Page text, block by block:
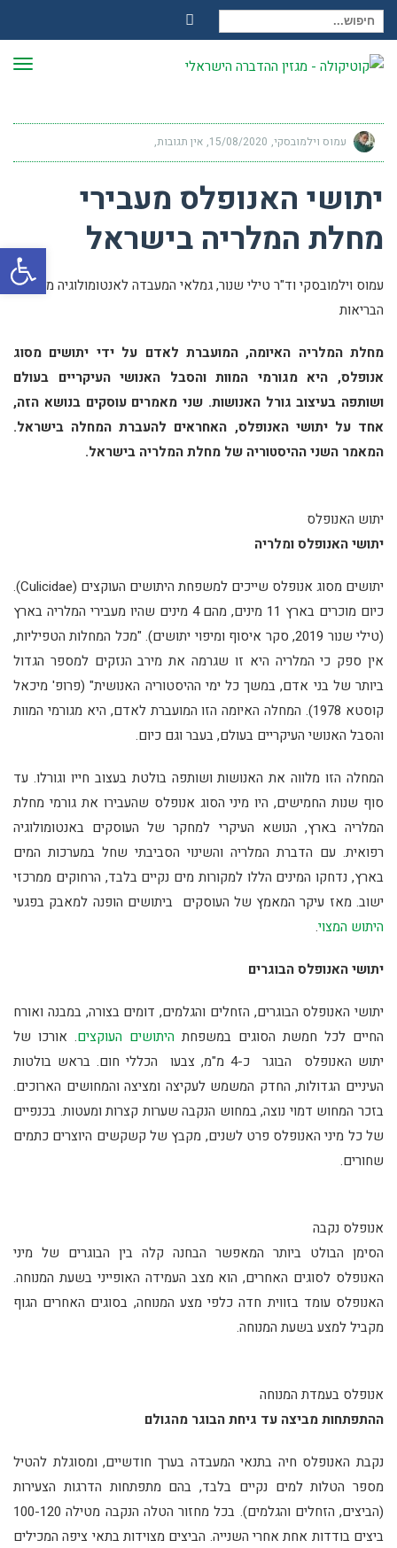
חיפוש עבור:
Facebook
עמוס וילמובסקי 15/08/2020 אין תגובות
יתושי האנופלס מעבירי
מחלת המלריה בישראל
עמוס וילמובסקי וד"ר טילי שנור, גמלאי המעבדה לאנטומולוגיה משרד
הבריאות
מחלת המלריה האיומה, המועברת לאדם על ידי יתושים מסוג
אנופלס, היא מגורמי המוות והסבל האנושי העיקריים בעולם
ושותפה בעיצוב גורל האנושות. שני מאמרים עוסקים בנושא הזה,
אחד על יתושי האנופלס, האחראים להעברת המחלה בישראל.
המאמר השני ההיסטוריה של מחלת המלריה בישראל.
יתוש האנופלס
יתושי האנופלס ומלריה
יתושים מסוג אנופלס שייכים למשפחת היתושים העוקצים (Culicidae).
כיום מוכרים בארץ 11 מינים, מהם 4 מינים שהיו מעבירי המלריה בארץ
(טילי שנור 2019, סקר איסוף ומיפוי יתושים). "מכל המחלות הטפיליות,
אין ספק כי המלריה היא זו שגרמה את מירב הנזקים למספר הגדול
ביותר של בני אדם, במשך כל ימי ההיסטוריה האנושית" (פרופ' מיכאל
קוסטא 1978). המחלה האיומה הזו המועברת לאדם, היא מגורמי המוות
והסבל האנושי העיקריים בעולם, בעבר וגם כיום.‏
המחלה הזו מלווה את האנושות ושותפה בולטת בעצוב חייו וגורלו. עד
סוף שנות החמישים, היו מיני הסוג אנופלס שהעבירו את גורמי מחלת
המלריה בארץ, הנושא העיקרי למחקר של העוסקים באנטומולוגיה
רפואית. עם הדברת המלריה והשינוי הסביבתי שחל במערכות המים
בארץ, נדחקו המינים הללו למקורות מים נקיים בלבד, הרחוקים ממרכזי
ישוב. מאז עיקר המאמץ של העוסקים ביתושים הופנה למאבק בפגעי
היתוש המצוי.
יתושי האנופלס הבוגרים
יתושי האנופלס הבוגרים, הזחלים והגלמים, דומים בצורה, במבנה ואורח
החיים לכל חמשת הסוגים במשפחת היתושים העוקצים. אורכו של
יתוש האנופלס הבוגר כ-4 מ"מ, צבעו הכללי חום. בראש בולטות
העיניים הגדולות, החדק המשמש לעקיצה ומציצה והמחושים הארוכים.
בזכר המחוש דמוי נוצה, במחוש הנקבה שערות קצרות ומעטות. בכנפיים
של כל מיני האנופלס פרט לשנים, מקבץ של קשקשים היוצרים כתמים
שחורים.
אנופלס נקבה
הסימן הבולט ביותר המאפשר הבחנה קלה בין הבוגרים של מיני
האנופלס לסוגים האחרים, הוא מצב העמידה האופייני בשעת המנוחה.
האנופלס עומד בזווית חדה כלפי מצע המנוחה, בסוגים האחרים הגוף
מקביל למצע בשעת המנוחה.
אנופלס בעמדת המנוחה
ההתפתחות מביצה עד גיחת הבוגר מהגולם
נקבת האנופלס חיה בתנאי המעבדה בערך חודשיים, ומסוגלת להטיל
מספר הטלות למים נקיים בלבד, בהם מתפתחות הדרגות הצעירות
(הביצים, הזחלים והגלמים). בכל מחזור הטלה הנקבה מטילה 100-120
ביצים בודדות אחת אחרי השנייה. הביצים מצוידות בתאי ציפה המכילים